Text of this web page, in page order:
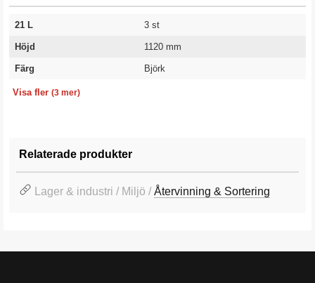
21 L 3 st
Höjd 1120 mm
Färg
Björk
Visa fler (3 mer)
Relaterade produkter
Lager & industri / Miljö /Återvinning & Sortering